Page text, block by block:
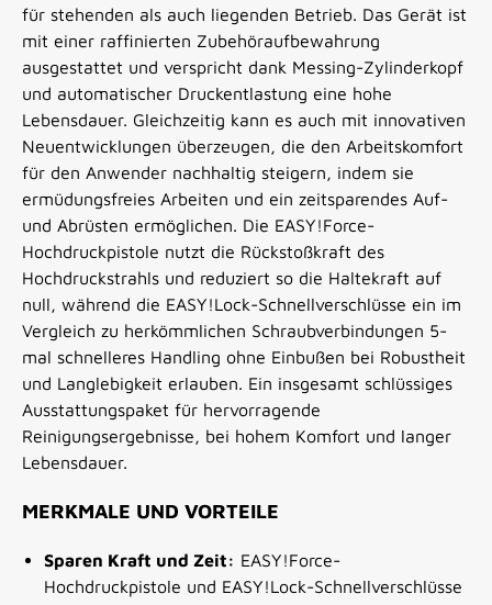
für stehenden als auch liegenden Betrieb. Das Gerät ist
mit einer raffinierten Zubehöraufbewahrung
ausgestattet und verspricht dank Messing-Zylinderkopf
und automatischer Druckentlastung eine hohe
Lebensdauer. Gleichzeitig kann es auch mit innovativen
Neuentwicklungen überzeugen, die den Arbeitskomfort
für den Anwender nachhaltig steigern, indem sie
ermüdungsfreies Arbeiten und ein zeitsparendes Auf-
und Abrüsten ermöglichen. Die EASY!Force-
Hochdruckpistole nutzt die Rückstoßkraft des
Hochdruckstrahls und reduziert so die Haltekraft auf
null, während die EASY!Lock-Schnellverschlüsse ein im
Vergleich zu herkömmlichen Schraubverbindungen 5-
mal schnelleres Handling ohne Einbußen bei Robustheit
und Langlebigkeit erlauben. Ein insgesamt schlüssiges
Ausstattungspaket für hervorragende
Reinigungsergebnisse, bei hohem Komfort und langer
Lebensdauer.
MERKMALE UND VORTEILE
Sparen Kraft und Zeit: EASY!Force-
Hochdruckpistole und EASY!Lock-Schnellverschlüsse